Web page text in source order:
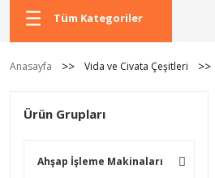
Tüm Kategoriler
Anasayfa Vida ve Civata Çeşitleri
Ürün Grupları
Ahşap İşleme Makinaları